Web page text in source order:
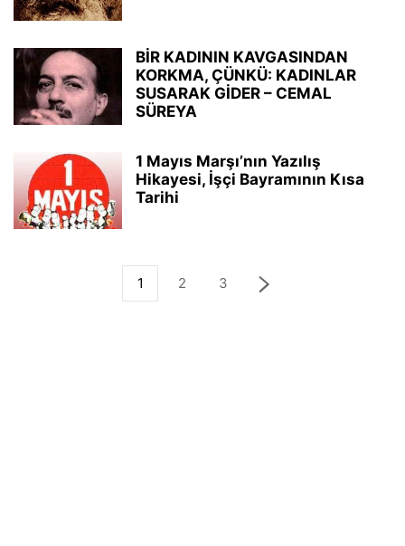
BİR KADININ KAVGASINDAN
KORKMA, ÇÜNKÜ: KADINLAR
SUSARAK GİDER – CEMAL
SÜREYA
1 Mayıs Marşı’nın Yazılış
Hikayesi, İşçi Bayramının Kısa
Tarihi
1 2 3